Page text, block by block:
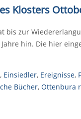
Klosters
bis zur
hin. Die hier
, Einsiedler, Ereignisse,
Bücher, Ottenbura